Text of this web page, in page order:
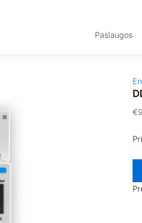
Paslaugos
€